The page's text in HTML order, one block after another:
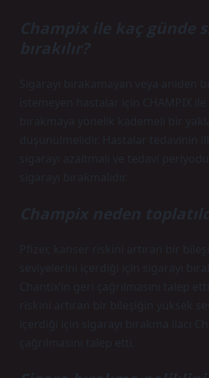
Champix ile kaç günde
bırakılır?
Sigarayı bırakamayan veya aniden
istemeyen hastalar için CHAMPIX ile
bırakmaya yönelik kademeli bir
düşünülmelidir. Hastalar tedavinin
sigarayı azaltmalı ve tedavi
sigarayı bırakmalıdır.
Champix neden
Pfizer, kanser riskini artıran bir
seviyelerini içerdiği için sigarayı
Chantix’in geri çağrılmasını talep
riskini artıran bir bileşiğin yüksek
içerdiği için sigarayı bırakma ilacı
çağrılmasını talep etti.